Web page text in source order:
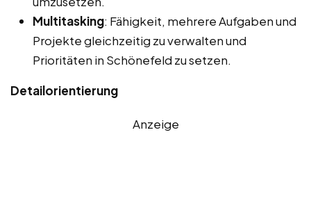
Multitasking: Fähigkeit, mehrere Aufgaben und
Projekte gleichzeitig zu verwalten und
Prioritäten in Schönefeld zu setzen.
Detailorientierung
Anzeige